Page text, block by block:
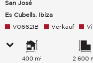
San José
Es Cubells, Ibiza
V0662IB Verkauf
400 m² 2 600